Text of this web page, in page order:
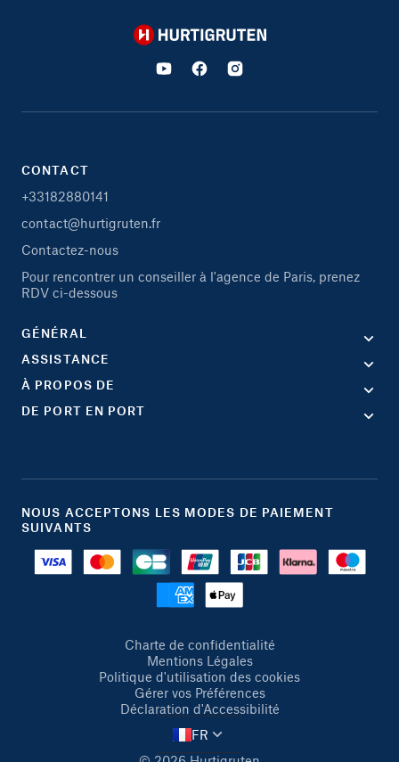
Hurtigruten
CONTACT
+33182880141
contact@hurtigruten.fr
Contactez-nous
Pour rencontrer un conseiller à l'agence de Paris, prenez
RDV ci-dessous
GÉNÉRAL
ASSISTANCE
À PROPOS DE
DE PORT EN PORT
NOUS ACCEPTONS LES MODES DE PAIEMENT
SUIVANTS
Charte de confidentialité
Mentions Légales
Politique d'utilisation des cookies
Gérer vos Préférences
Déclaration d'Accessibilité
FR